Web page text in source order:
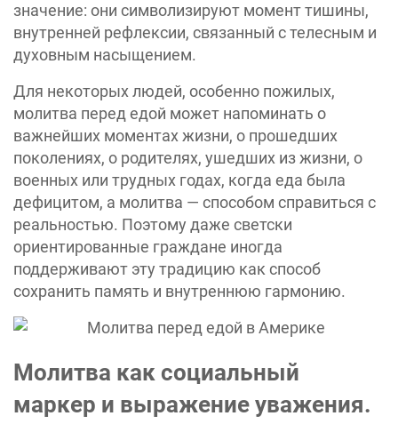
значение: они символизируют момент тишины,
внутренней рефлексии, связанный с телесным и
духовным насыщением.
Для некоторых людей, особенно пожилых,
молитва перед едой может напоминать о
важнейших моментах жизни, о прошедших
поколениях, о родителях, ушедших из жизни, о
военных или трудных годах, когда еда была
дефицитом, а молитва — способом справиться с
реальностью. Поэтому даже светски
ориентированные граждане иногда
поддерживают эту традицию как способ
сохранить память и внутреннюю гармонию.
Молитва как социальный
маркер и выражение уважения.